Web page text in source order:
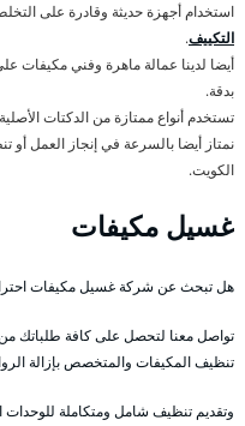
استخدام أجهزة حديثة وقادرة على
التكييف.
أيضا لدينا عمالة ماهرة وفني
بدقة.
تستخدم أنواع ممتازة من الدكتات
نمتاز أيضا بالسرعة في إنجاز العمل
الكويت.
غسيل مكيفات
هل تبحث عن شركة غسيل مكيفات
تواصل معنا لتحصل على كافة طلباتك
تنظيف المكيفات والمتخصص بإزالة
وتقديم تنظيف شامل ومتكاملة للوحدات